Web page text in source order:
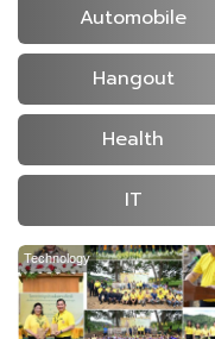
Automobile
Hangout
Health
IT
Technology